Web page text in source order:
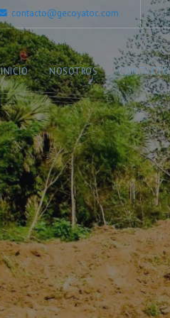
contacto@gecoyatoc.com
INICIO NOSOTROS CONTACTO